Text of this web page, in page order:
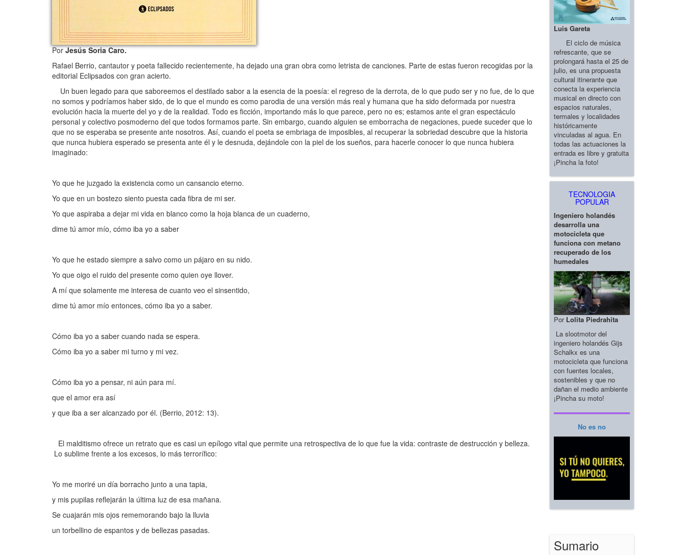
PorJesús Soria Caro.
Rafael Berrio, cantautor y poeta fallecido recientemente, ha dejado una gran obra como letrista de canciones. Parte de estas fueron recogidas por la
editorial Eclipsados con gran acierto.
Un buen legado para que saboreemos el destilado sabor a la esencia de la poesía: el regreso de la derrota, de lo que pudo ser y no fue, de lo que
no somos y podríamos haber sido, de lo que el mundo es como parodia de una versión más real y humana que ha sido deformada por nuestra
evolución hacia la muerte del yo y de la realidad. Todo es ficción, importando más lo que parece, pero no es; estamos ante el gran espectáculo
personal y colectivo posmoderno del que todos formamos parte. Sin embargo, cuando alguien se emborracha de negaciones, puede suceder que lo
que no se esperaba se presente ante nosotros. Así, cuando el poeta se embriaga de imposibles, al recuperar la sobriedad descubre que la historia
que nunca hubiera esperado se presenta ante él y le desnuda, dejándole con la piel de los sueños, para hacerle conocer lo que nunca hubiera
imaginado:
Yo que he juzgado la existencia como un cansancio eterno.
Yo que en un bostezo siento puesta cada fibra de mi ser.
Yo que aspiraba a dejar mi vida en blanco como la hoja blanca de un cuaderno,
dime tú amor mío, cómo iba yo a saber
Yo que he estado siempre a salvo como un pájaro en su nido.
Yo que oigo el ruido del presente como quien oye llover.
A mí que solamente me interesa de cuanto veo el sinsentido,
dime tú amor mío entonces, cómo iba yo a saber.
Cómo iba yo a saber cuando nada se espera.
Cómo iba yo a saber mi turno y mi vez.
Cómo iba yo a pensar, ni aún para mí.
que el amor era así
y que iba a ser alcanzado por él. (Berrio, 2012: 13).
El malditismo ofrece un retrato que es casi un epílogo vital que permite una retrospectiva de lo que fue la vida: contraste de destrucción y belleza.
Lo sublime frente a los excesos, lo más terrorífico:
Yo me moriré un día borracho junto a una tapia,
y mis pupilas reflejarán la última luz de esa mañana.
Se cuajarán mis ojos rememorando bajo la lluvia
un torbellino de espantos y de bellezas pasadas.
Luis Gareta
El ciclo de música
refrescante, que se
prolongará hasta el 25 de
julio, es una propuesta
cultural itinerante que
conecta la experiencia
musical en directo con
espacios naturales,
termales y localidades
históricamente
vinculadas al agua. En
todas las actuaciones la
entrada es libre y gratuita
¡Pincha la foto!
TECNOLOGIA
POPULAR
Ingeniero holandés
desarrolla una
motocicleta que
funciona con metano
recuperado de los
humedales
Por Lolita Piedrahita
La slootmotor del
ingeniero holandés Gijs
Schalkx es una
motocicleta que funciona
con fuentes locales,
sostenibles y que no
dañan el medio ambiente
¡Pincha su moto!
No es no
Sumario